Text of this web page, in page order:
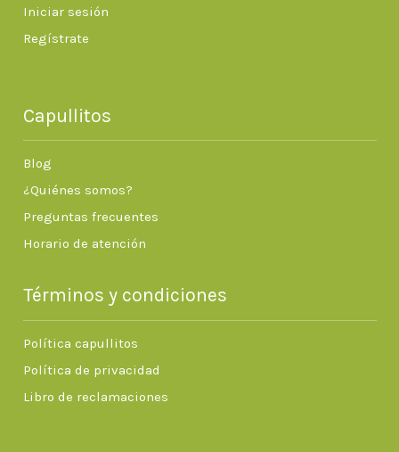
Iniciar sesión
Regístrate
Capullitos
Blog
¿Quiénes somos?
Preguntas frecuentes
Horario de atención
Términos y condiciones
Política capullitos
Política de privacidad
Libro de reclamaciones